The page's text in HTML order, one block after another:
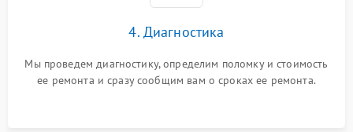
4. Диагностика
Мы проведем диагностику, определим поломку и стоимость
ее ремонта и сразу сообщим вам о сроках ее ремонта.